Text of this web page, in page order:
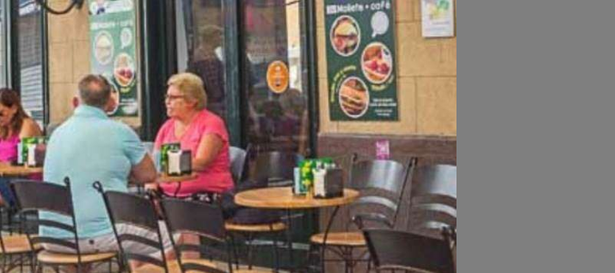
Al enviar aceptas lapolítica de privacidad